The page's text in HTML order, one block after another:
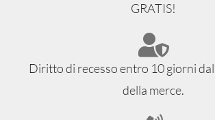
GRATIS!
Diritto di recesso entro 10 giorni
della merce.